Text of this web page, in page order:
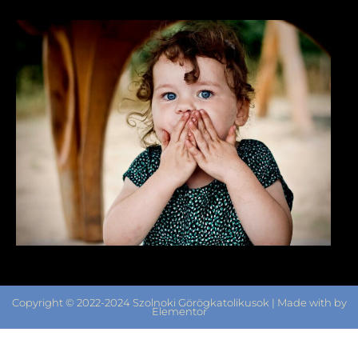
Copyright © 2022-2024 Szolnoki Görögkatolikusok | Made with by
Elementor